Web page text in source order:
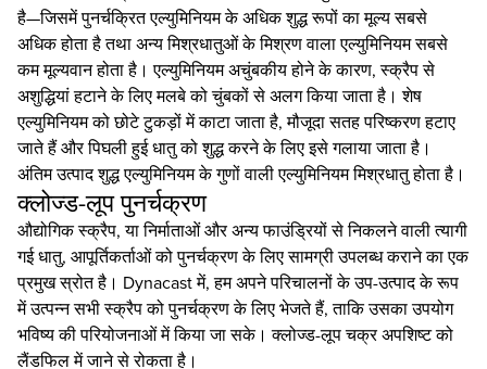
है—जिसमें पुनर्चक्रित एल्युमिनियम के अधिक शुद्ध रूपों का मूल्य सबसे
अधिक होता है तथा अन्य मिश्रधातुओं के मिश्रण वाला एल्युमिनियम सबसे
कम मूल्यवान होता है। एल्युमिनियम अचुंबकीय होने के कारण, स्क्रैप से
अशुद्धियां हटाने के लिए मलबे को चुंबकों से अलग किया जाता है। शेष
एल्युमिनियम को छोटे टुकड़ों में काटा जाता है, मौजूदा सतह परिष्करण हटाए
जाते हैं और पिघली हुई धातु को शुद्ध करने के लिए इसे गलाया जाता है।
अंतिम उत्पाद शुद्ध एल्युमिनियम के गुणों वाली एल्युमिनियम मिश्रधातु होता है।
क्लोज्ड-लूप पुनर्चक्रण
औद्योगिक स्क्रैप, या निर्माताओं और अन्य फाउंड्रियों से निकलने वाली त्यागी
गई धातु, आपूर्तिकर्ताओं को पुनर्चक्रण के लिए सामग्री उपलब्ध कराने का एक
प्रमुख स्रोत है। Dynacast में, हम अपने परिचालनों के उप-उत्पाद के रूप
में उत्पन्न सभी स्क्रैप को पुनर्चक्रण के लिए भेजते हैं, ताकि उसका उपयोग
भविष्य की परियोजनाओं में किया जा सके। क्लोज्ड-लूप चक्र अपशिष्ट को
लैंडफिल में जाने से रोकता है।